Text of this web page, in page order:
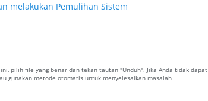
melakukan Pemulihan Sistem
pilih file yang benar dan tekan tautan "Unduh". Jika Anda tidak dapat
gunakan metode otomatis untuk menyelesaikan masalah